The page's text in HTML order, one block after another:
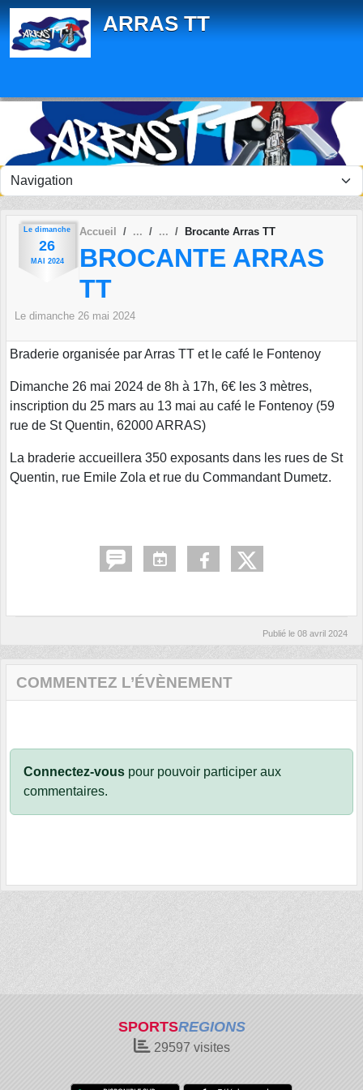
ARRAS TT
Le dimanche
26
MAI 2024
Accueil Brocante Arras TT
BROCANTE ARRAS
TT
Le dimanche 26 mai 2024
Braderie organisée par Arras TT et le café le Fontenoy
Dimanche 26 mai 2024 de 8h à 17h, 6€ les 3 mètres,
inscription du 25 mars au 13 mai au café le Fontenoy (59
rue de St Quentin, 62000 ARRAS)
La braderie accueillera 350 exposants dans les rues de St
Quentin, rue Emile Zola et rue du Commandant Dumetz.
Publié le 08 avril 2024
COMMENTEZ L’ÉVÈNEMENT
Connectez-vous pour pouvoir participer aux
commentaires.
SPORTSREGIONS
29597 visites
Panneau de gestion des cookies